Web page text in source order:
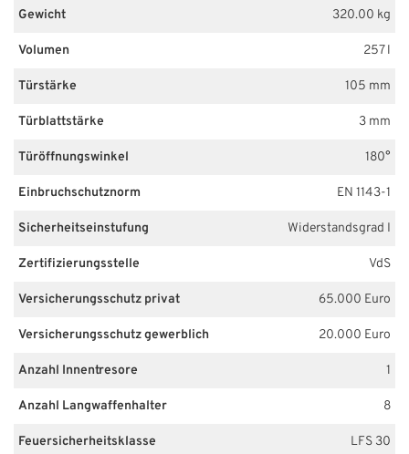
Gewicht 320.00 kg
Volumen 257 l
Türstärke 105 mm
Türblattstärke 3 mm
Türöffnungswinkel 180°
Einbruchschutznorm EN 1143-1
Sicherheitseinstufung Widerstandsgrad I
Zertifizierungsstelle VdS
Versicherungsschutz privat 65.000 Euro
Versicherungsschutz gewerblich 20.000 Euro
Anzahl Innentresore 1
Anzahl Langwaffenhalter 8
Feuersicherheitsklasse LFS 30